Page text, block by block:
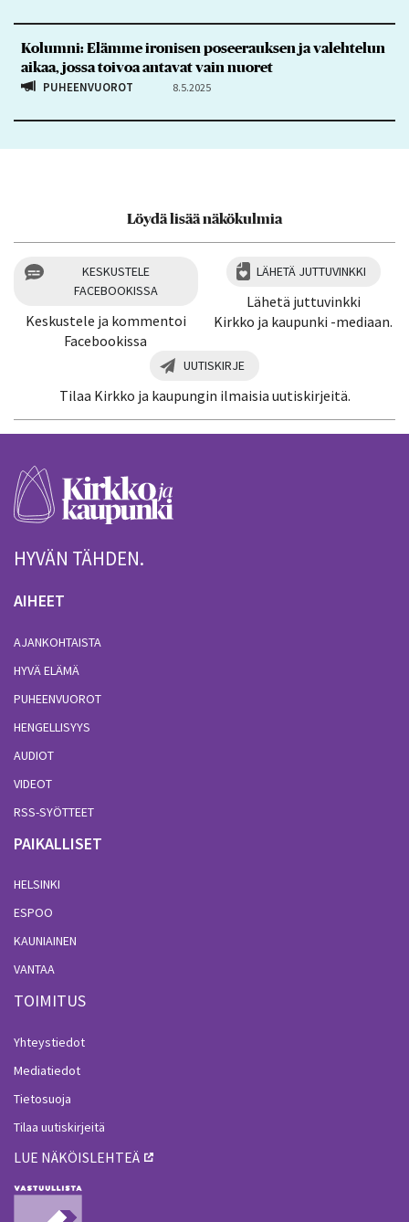
Kolumni: Elämme ironisen poseerauksen ja valehtelun
aikaa, jossa toivoa antavat vain nuoret
PUHEENVUOROT 8.5.2025
Löydä lisää näkökulmia
KESKUSTELE
FACEBOOKISSA
Keskustele ja kommentoi
Facebookissa
LÄHETÄ JUTTUVINKKI
Lähetä juttuvinkki
Kirkko ja kaupunki -mediaan.
UUTISKIRJE
Tilaa Kirkko ja kaupungin ilmaisia uutiskirjeitä.
HYVÄN TÄHDEN.
AIHEET
AJANKOHTAISTA
HYVÄ ELÄMÄ
PUHEENVUOROT
HENGELLISYYS
AUDIOT
VIDEOT
RSS-SYÖTTEET
PAIKALLISET
HELSINKI
ESPOO
KAUNIAINEN
VANTAA
TOIMITUS
Yhteystiedot
Mediatiedot
Tietosuoja
Tilaa uutiskirjeitä
LUE NÄKÖISLEHTEÄ